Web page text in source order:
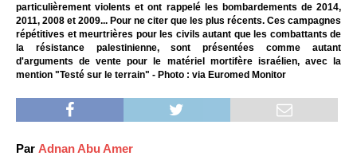
particulièrement violents et ont rappelé les bombardements de 2014,
2011, 2008 et 2009... Pour ne citer que les plus récents. Ces campagnes
répétitives et meurtrières pour les civils autant que les combattants de
la résistance palestinienne, sont présentées comme autant
d'arguments de vente pour le matériel mortifère israélien, avec la
mention "Testé sur le terrain" - Photo : via Euromed Monitor
Par Adnan Abu Amer